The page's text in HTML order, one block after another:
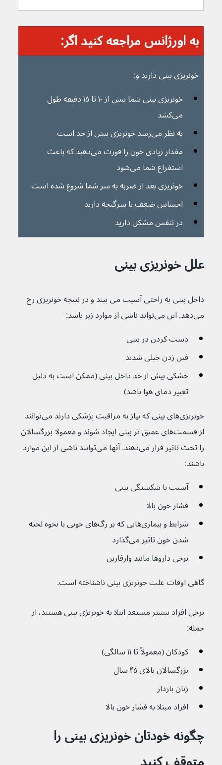
به اورژانس مراجعه کنید اگر:
خونریزی بینی دارید و:
خونریزی بینی شما بیش از ۱۰ تا ۱۵ دقیقه طول
می‌کشد
به نظر می‌رسد خونریزی بیش از حد است
مقدار زیادی خون را قورت می‌دهید که باعث
استفراغ شما می‌شود
خونریزی بعد از ضربه به سر شما شروع شده است
احساس ضعف یا سرگیجه دارید
در تنفس مشکل دارید
علل خونریزی بینی
داخل بینی به راحتی آسیب می بیند و در نتیجه خونریزی رخ
می‌دهد. این می‌تواند ناشی از موارد زیر باشد:
دست کردن در بینی
فین زدن خیلی شدید
خشکی بیش از حد داخل بینی (ممکن است به دلیل
تغییر دمای هوا باشد)
خونریزی‌های بینی که نیاز به مراقبت پزشکی دارند می‌توانند
از قسمت‌های عمیق تر بینی ایجاد شوند و معمولا بزرگسالان
را تحت تاثیر قرار می‌دهند. آنها می‌توانند ناشی از این موارد
باشند:
آسیب یا شکستگی بینی
فشار خون بالا
شرایط و بیماری‌هایی که بر رگ‌های خونی یا نحوه لخته
شدن خون تاثیر می‌گذارد
برخی داروها مانند وارفارین
گاهی اوقات علت خونریزی بینی ناشناخته است.
برخی افراد بیشتر مستعد ابتلا به خونریزی بینی هستند، از
جمله:
کودکان (معمولاً تا ۱۱ سالگی)
بزرگسالان بالای ۴۵ سال
زنان باردار
افراد مبتلا به فشار خون بالا
چگونه خودتان خونریزی بینی را